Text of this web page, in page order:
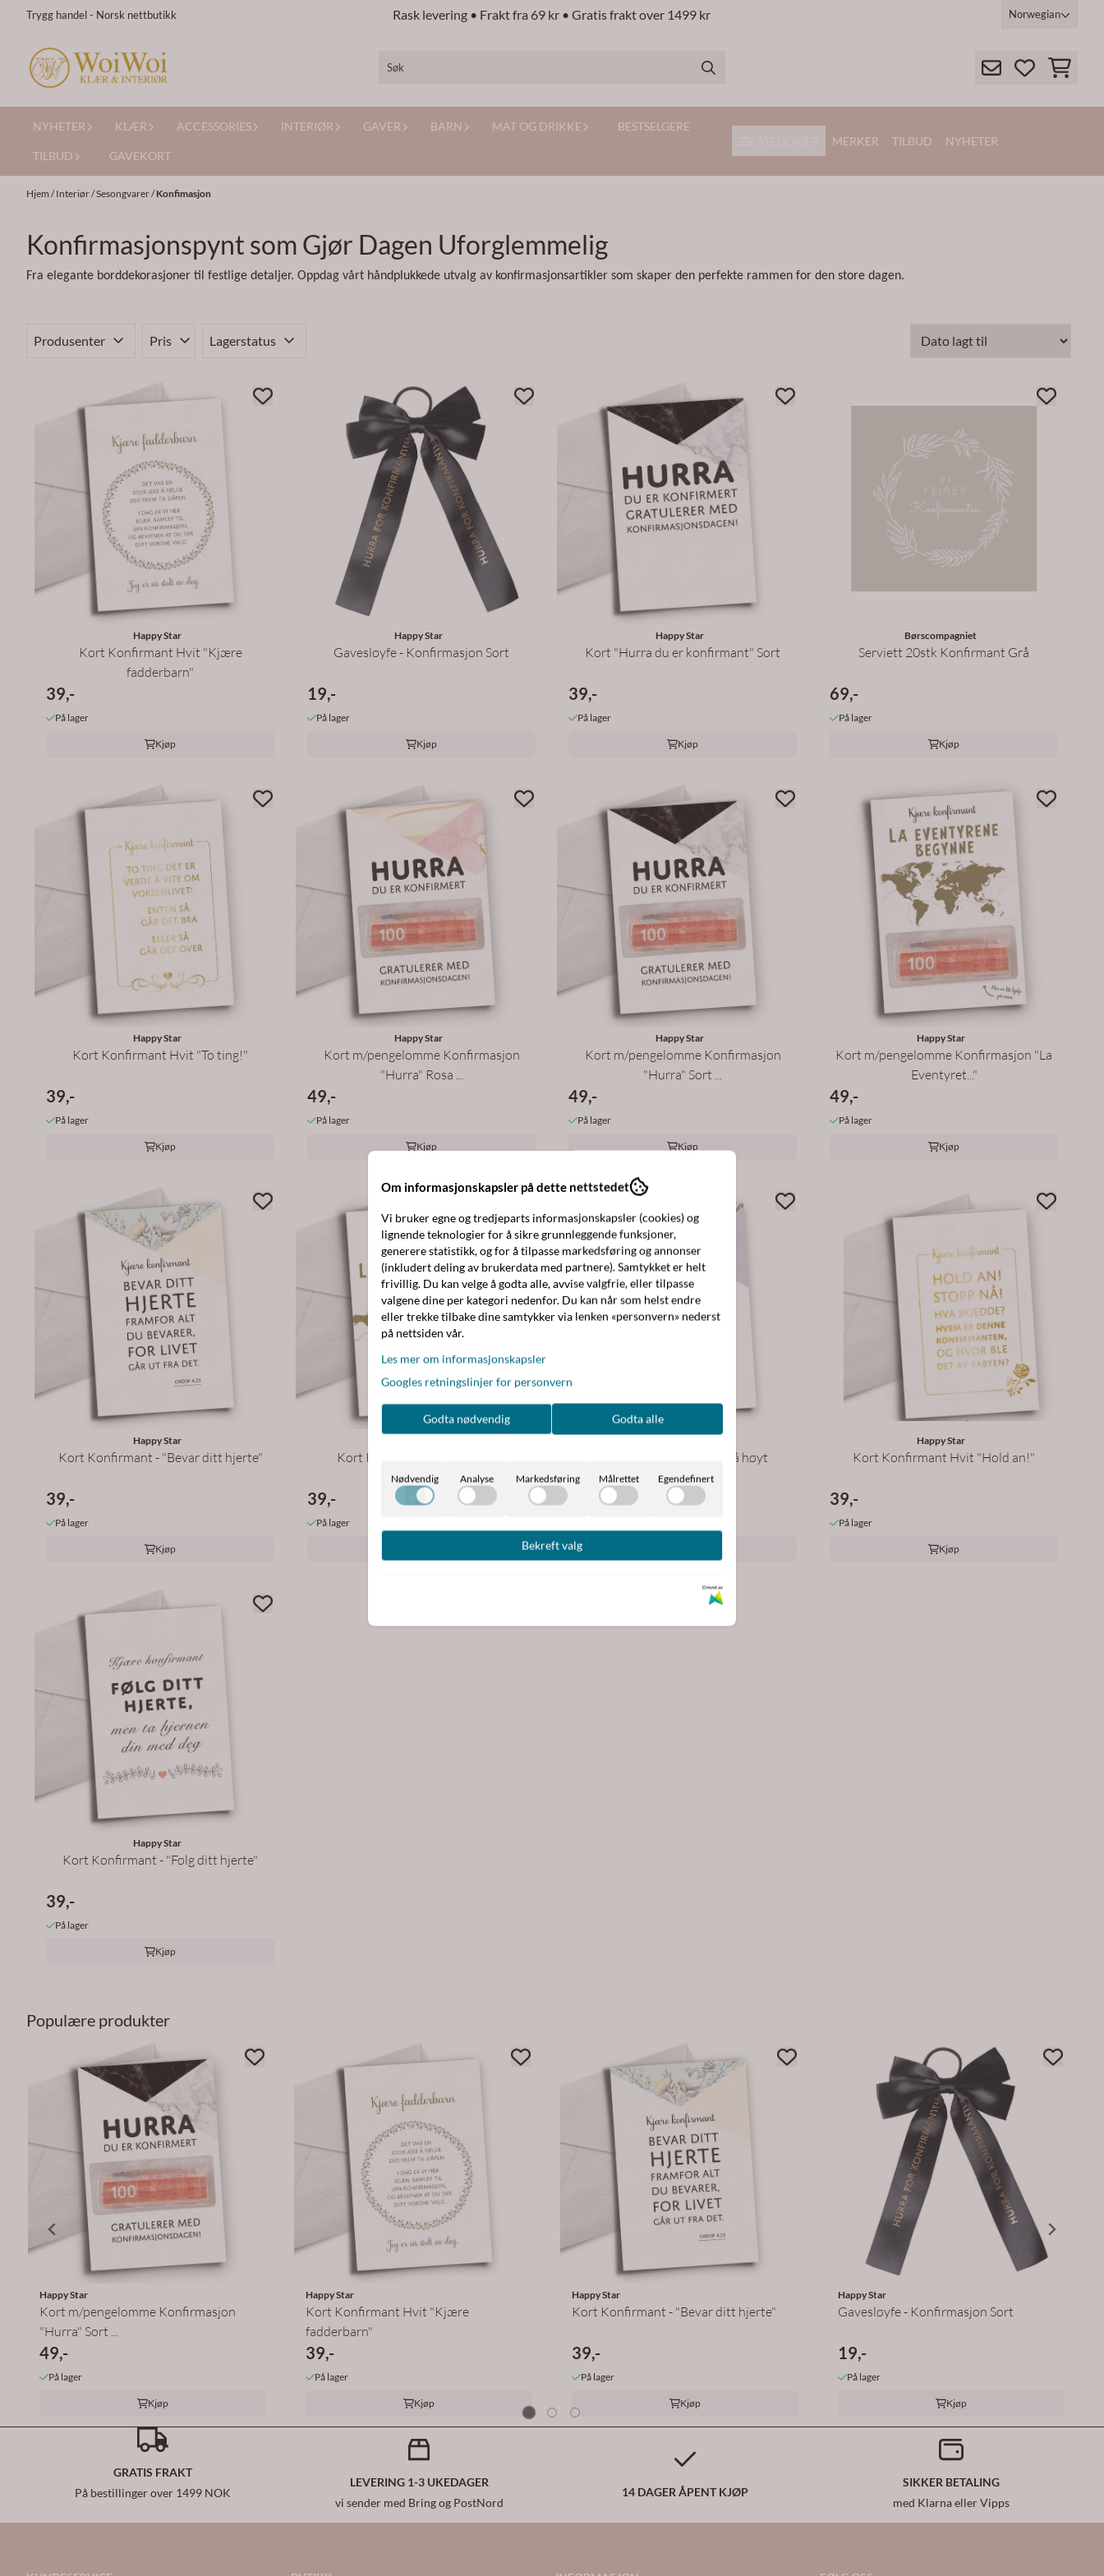
Hopp til innhold
Trygg handel - Norsk nettbutikk Rask levering • Frakt fra 69 kr • Gratis frakt over 1499 kr Norwegian
NYHETER KLÆR ACCESSORIES INTERIØR GAVER BARN MAT OG DRIKKE BESTSELGERE
TILBUD GAVEKORT
MERKER TILBUD NYHETER
Hjem /Interiør/Sesongvarer/Konfimasjon
Konfirmasjonspynt som Gjør Dagen Uforglemmelig
Fra elegante borddekorasjoner til festlige detaljer. Oppdag vårt håndplukkede utvalg av konfirmasjonsartikler som skaper den perfekte rammen for den store dagen.
Produsenter Pris Lagerstatus
Happy Star
Kort Konfirmant Hvit "Kjære
fadderbarn"
39,-
På lager
Kjøp
Happy Star
Gavesløyfe - Konfirmasjon Sort
19,-
På lager
Kjøp
Happy Star
Kort "Hurra du er konfirmant" Sort
39,-
På lager
Kjøp
Børscompagniet
Serviett 20stk Konfirmant Grå
69,-
På lager
Kjøp
Happy Star
Kort Konfirmant Hvit "To ting!"
39,-
På lager
Kjøp
Happy Star
Kort m/pengelomme Konfirmasjon
"Hurra" Rosa ...
49,-
På lager
Kjøp
Happy Star
Kort m/pengelomme Konfirmasjon
"Hurra" Sort ...
49,-
På lager
Kjøp
Happy Star
Kort m/pengelomme Konfirmasjon "La
Eventyret..."
49,-
På lager
Kjøp
Happy Star
Kort Konfirmant - "Bevar ditt hjerte"
39,-
På lager
Kjøp
Kort Konfirmant - "Eventyrer"
39,-
På lager
Kort Konfirmant - "For så høyt
har"bibelsitat
Happy Star
Kort Konfirmant Hvit "Hold an!"
39,-
På lager
Kjøp
Happy Star
Kort Konfirmant - "Følg ditt hjerte"
39,-
På lager
Kjøp
Populære produkter
Happy Star
Kort m/pengelomme Konfirmasjon
"Hurra" Sort ...
49,-
På lager
Kjøp
Happy Star
Kort Konfirmant Hvit "Kjære
fadderbarn"
39,-
På lager
Kjøp
Happy Star
Kort Konfirmant - "Bevar ditt hjerte"
39,-
På lager
Kjøp
Happy Star
Gavesløyfe - Konfirmasjon Sort
19,-
På lager
Kjøp
GRATIS FRAKT
På bestillinger over 1499 NOK
LEVERING 1-3 UKEDAGER
vi sender med Bring og PostNord
14 DAGER ÅPENT KJØP
SIKKER BETALING
med Klarna eller Vipps
Om informasjonskapsler på dette nettstedet
Vi bruker egne og tredjeparts informasjonskapsler (cookies) og
lignende teknologier for å sikre grunnleggende funksjoner,
generere statistikk, og for å tilpasse markedsføring og annonser
(inkludert deling av brukerdata med partnere). Samtykket er helt
frivillig. Du kan velge å godta alle, avvise valgfrie, eller tilpasse
valgene dine per kategori nedenfor. Du kan når som helst endre
eller trekke tilbake dine samtykker via lenken «personvern» nederst
på nettsiden vår.
Les mer om informasjonskapsler
Googles retningslinjer for personvern
Godta nødvendig Godta alle
Nødvendig Analyse Markedsføring Målrettet Egendefinert
Bekreft valg
Drevet av